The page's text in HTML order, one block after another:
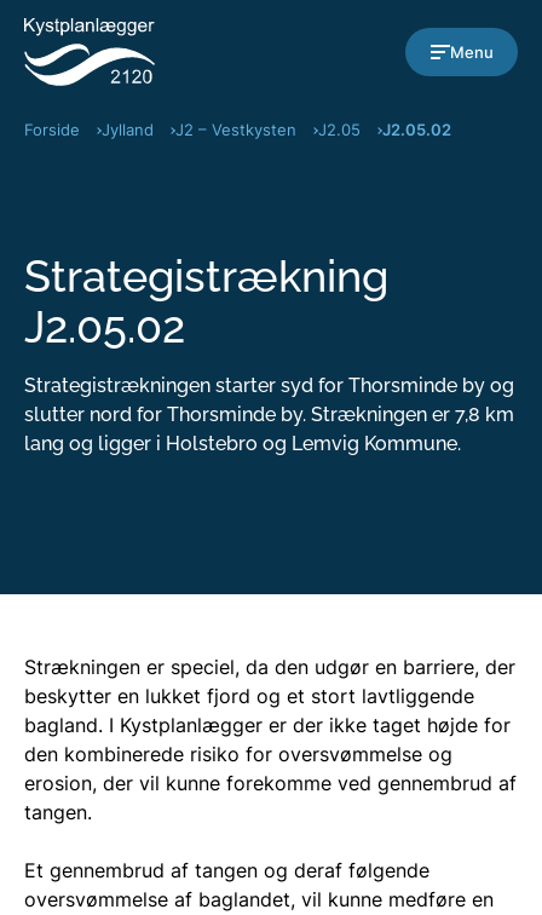
Menu
Forside Jylland J2 – Vestkysten J2.05 J2.05.02
Strategistrækning
J2.05.02
Strategistrækningen starter syd for Thorsminde by og
slutter nord for Thorsminde by. Strækningen er 7,8 km
lang og ligger i Holstebro og Lemvig Kommune.
Strækningen er speciel, da den udgør en barriere, der
beskytter en lukket fjord og et stort lavtliggende
bagland. I Kystplanlægger er der ikke taget højde for
den kombinerede risiko for oversvømmelse og
erosion, der vil kunne forekomme ved gennembrud af
tangen.
Et gennembrud af tangen og deraf følgende
oversvømmelse af baglandet, vil kunne medføre en